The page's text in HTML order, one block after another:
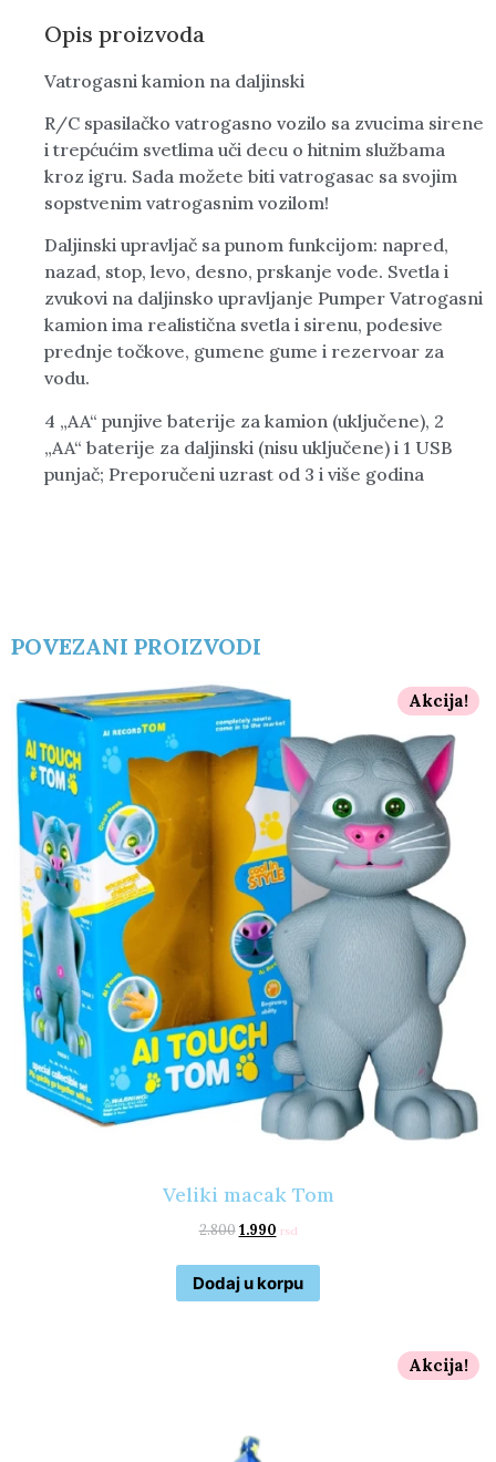
Opis proizvoda
Vatrogasni kamion na daljinski
R/C spasilačko vatrogasno vozilo sa zvucima sirene
i trepćućim svetlima uči decu o hitnim službama
kroz igru. Sada možete biti vatrogasac sa svojim
sopstvenim vatrogasnim vozilom!
Daljinski upravljač sa punom funkcijom: napred,
nazad, stop, levo, desno, prskanje vode. Svetla i
zvukovi na daljinsko upravljanje Pumper Vatrogasni
kamion ima realistična svetla i sirenu, podesive
prednje točkove, gumene gume i rezervoar za
vodu.
4 „AA“ punjive baterije za kamion (uključene), 2
„AA“ baterije za daljinski (nisu uključene) i 1 USB
punjač; Preporučeni uzrast od 3 i više godina
POVEZANI PROIZVODI
Akcija!
Veliki macak Tom
2.800 1.990 rsd
Dodaj u korpu
Akcija!